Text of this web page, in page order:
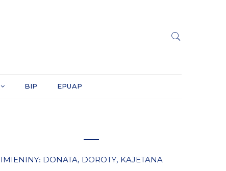
BIP EPUAP
IMIENINY: DONATA, DOROTY, KAJETANA